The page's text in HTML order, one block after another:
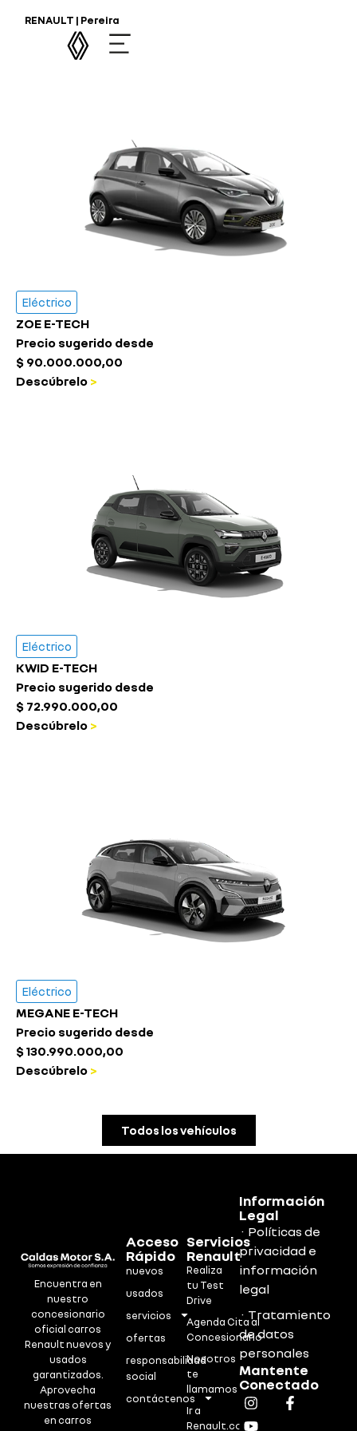
RENAULT | Pereira
E-TECH
Eléctrico
ZOE E-TECH
Precio sugerido desde
$ 90.000.000,00
Descúbrelo >
Eléctrico
KWID E-TECH
Precio sugerido desde
$ 72.990.000,00
Descúbrelo >
Eléctrico
MEGANE E-TECH
Precio sugerido desde
$ 130.990.000,00
Descúbrelo >
Todos los vehículos
Encuentra en
nuestro
concesionario
oficial carros
Renault nuevos y
usados
garantizados.
Aprovecha
nuestras ofertas
en carros
Servicios
Renault
Realiza
tu Test
Drive
Agenda Cita al
Concesionario
Nosotros
te
llamamos
Ir a
Renault.co
Acceso
Rápido
nuevos
usados
servicios
ofertas
responsabilidad
social
contáctenos
Información
Legal
· Políticas de
privacidad e
información
legal
· Tratamiento
de datos
personales
Mantente
Conectado